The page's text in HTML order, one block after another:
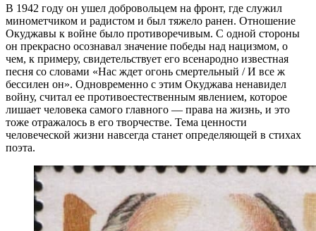
В 1942 году он ушел добровольцем на фронт, где служил
минометчиком и радистом и был тяжело ранен. Отношение
Окуджавы к войне было противоречивым. С одной стороны
он прекрасно осознавал значение победы над нацизмом, о
чем, к примеру, свидетельствует его всенародно известная
песня со словами «Нас ждет огонь смертельный / И все ж
бессилен он». Одновременно с этим Окуджава ненавидел
войну, считал ее противоестественным явлением, которое
лишает человека самого главного — права на жизнь, и это
тоже отражалось в его творчестве. Тема ценности
человеческой жизни навсегда станет определяющей в стихах
поэта.